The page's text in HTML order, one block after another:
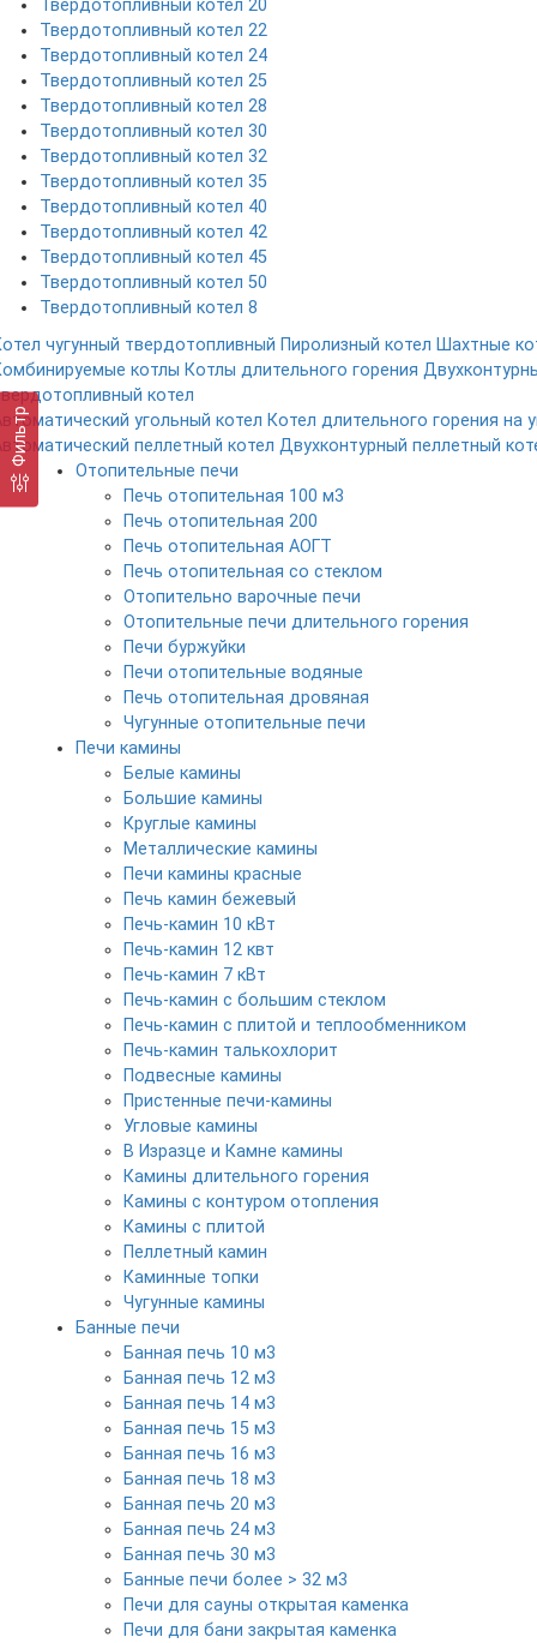
Твердотопливный котел 20
Твердотопливный котел 22
Твердотопливный котел 24
Твердотопливный котел 25
Твердотопливный котел 28
Твердотопливный котел 30
Твердотопливный котел 32
Твердотопливный котел 35
Твердотопливный котел 40
Твердотопливный котел 42
Твердотопливный котел 45
Твердотопливный котел 50
Твердотопливный котел 8
чугунный твердотопливный Пиролизный котел Шахтные
котлы Котлы длительного горения
котел
угольный котел Котел длительного горения на
пеллетный котел Двухконтурный пеллетный
Отопительные печи
Печь отопительная 100 м3
Печь отопительная 200
Печь отопительная АОГТ
Печь отопительная со стеклом
Отопительно варочные печи
Отопительные печи длительного горения
Печи буржуйки
Печи отопительные водяные
Печь отопительная дровяная
Чугунные отопительные печи
Печи камины
Белые камины
Большие камины
Круглые камины
Металлические камины
Печи камины красные
Печь камин бежевый
Печь-камин 10 кВт
Печь-камин 12 квт
Печь-камин 7 кВт
Печь-камин с большим стеклом
Печь-камин с плитой и теплообменником
Печь-камин талькохлорит
Подвесные камины
Пристенные печи-камины
Угловые камины
В Изразце и Камне камины
Камины длительного горения
Камины с контуром отопления
Камины с плитой
Пеллетный камин
Каминные топки
Чугунные камины
Банные печи
Банная печь 10 м3
Банная печь 12 м3
Банная печь 14 м3
Банная печь 15 м3
Банная печь 16 м3
Банная печь 18 м3
Банная печь 20 м3
Банная печь 24 м3
Банная печь 30 м3
Банные печи более > 32 м3
Печи для сауны открытая каменка
Печи для бани закрытая каменка
Фильтр